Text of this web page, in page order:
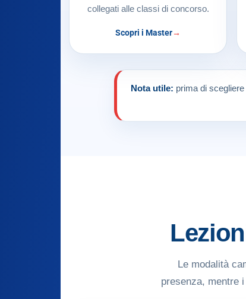
collegati alle classi di concorso.
Scopri i Master
Nota utile: prima di
Le modalità
presenza, mentre